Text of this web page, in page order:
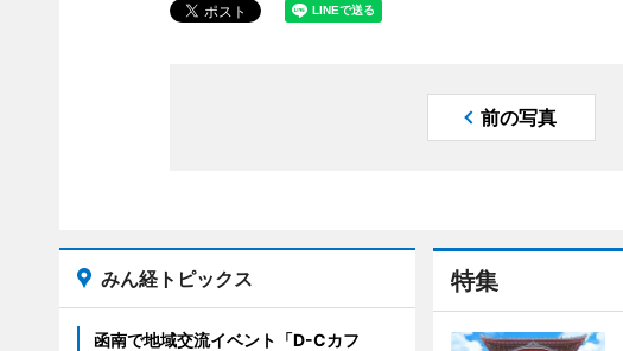
前の写真
特集
みん経トピックス
函南で地域交流イベント「D-Cカフ